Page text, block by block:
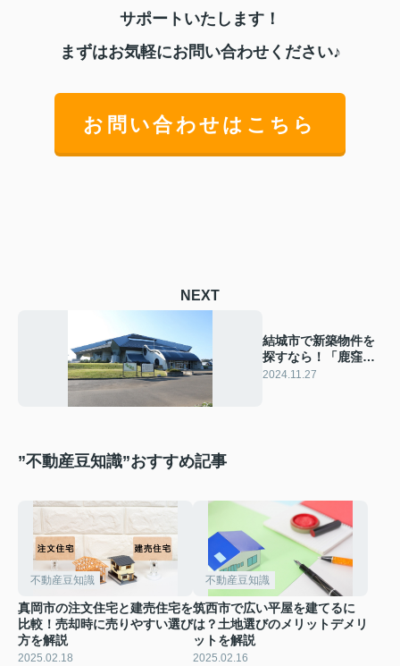
サポートいたします！
まずはお気軽にお問い合わせください♪
お問い合わせはこちら
NEXT
結城市で新築物件を
探すなら！「鹿窪運
動公園」の魅力と利
2024.11.27
”不動産豆知識”おすすめ記事
不動産豆知識
真岡市の注文住宅と建売住宅を
比較！売却時に売りやすい選び
方を解説
2025.02.18
不動産豆知識
筑西市で広い平屋を建てるに
は？土地選びのメリットデメリ
ットを解説
2025.02.16